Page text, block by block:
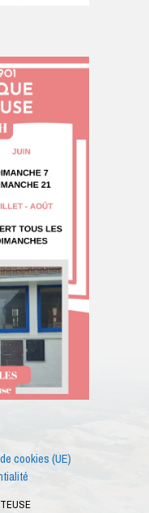
cookies (UE)